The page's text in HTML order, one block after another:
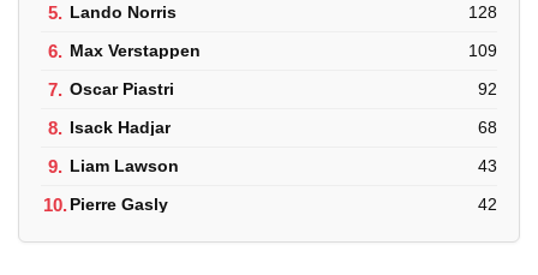
5. Lando Norris 128
6. Max Verstappen 109
7. Oscar Piastri 92
8. Isack Hadjar 68
9. Liam Lawson 43
10.Pierre Gasly 42